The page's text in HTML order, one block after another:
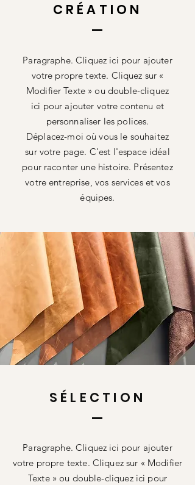
CRÉATION
Paragraphe. Cliquez ici pour ajouter
votre propre texte. Cliquez sur «
Modifier Texte » ou double-cliquez
ici pour ajouter votre contenu et
personnaliser les polices.
Déplacez-moi où vous le souhaitez
sur votre page. C'est l'espace idéal
pour raconter une histoire. Présentez
votre entreprise, vos services et vos
équipes.
SÉLECTION
Paragraphe. Cliquez ici pour ajouter
votre propre texte. Cliquez sur « Modifier
Texte » ou double-cliquez ici pour